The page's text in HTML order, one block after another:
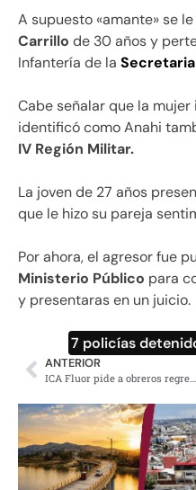
A supuesto «amante» se
Carrillo de 30 años y
Infantería de la Secretaria
Cabe señalar que la
identificó como Anahi
IV Región Militar.
La joven de 27 años
que le hizo su pareja
Por ahora, el agresor fue
Ministerio Público para
y presentaras en un juicio.
7 policías
ANTERIOR